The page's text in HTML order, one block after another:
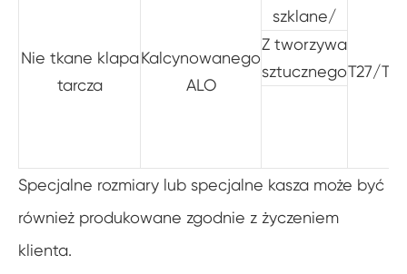
Nie tkane klapa
tarcza
Kalcynowanego
ALO
szklane/
T27/T29
Z tworzywa
sztucznego
Specjalne rozmiary lub specjalne kasza może być
również produkowane zgodnie z życzeniem
klienta.